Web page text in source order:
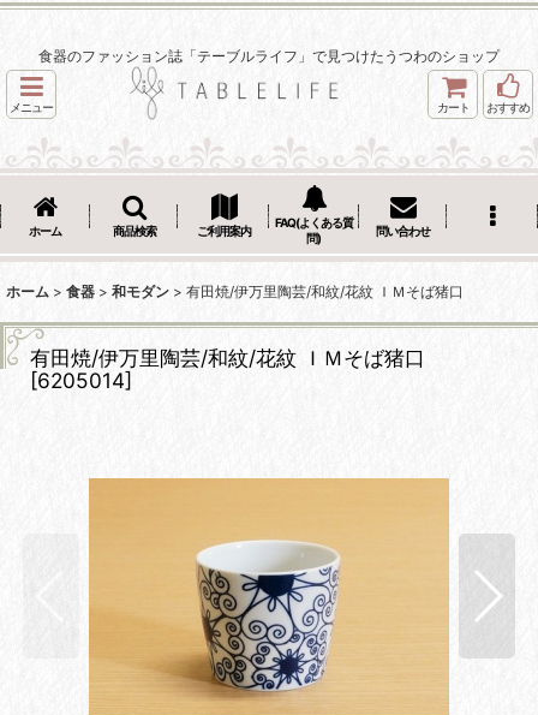
食器のファッション誌「テーブルライフ」で見つけたうつわのショップ
メニュー カート おすすめ
ホーム 商品検索 ご利用案内
FAQ(よくある質
問)
問い合わせ
ホーム > 食器 > 和モダン > 有田焼/伊万里陶芸/和紋/花紋 ＩＭそば猪口
有田焼/伊万里陶芸/和紋/花紋 ＩＭそば猪口
[6205014]